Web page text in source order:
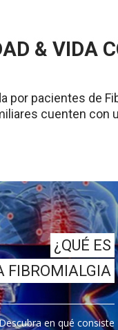
& VIDA
por pacientes de
cuenten con
¿QUÉ ES
FIBROMIALGIA
en qué consiste